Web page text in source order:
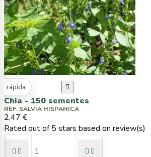
rápida 
Chia - 150 sementes
REF. SALVIA HISPANICA
2,47 €
Rated out of 5 stars based on review(s)
   